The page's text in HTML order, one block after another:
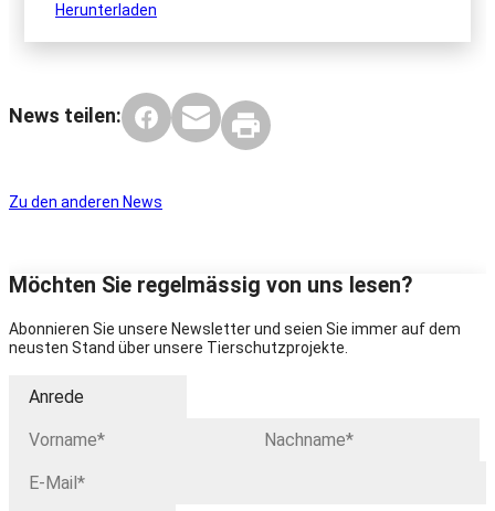
Herunterladen
News teilen:
Zu den anderen News
Möchten Sie regelmässig von uns lesen?
Abonnieren Sie unsere Newsletter und seien Sie immer auf dem
neusten Stand über unsere Tierschutzprojekte.